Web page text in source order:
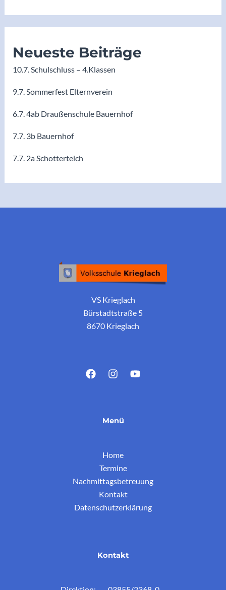
Neueste Beiträge
10.7. Schulschluss – 4.Klassen
9.7. Sommerfest Elternverein
6.7. 4ab Draußenschule Bauernhof
7.7. 3b Bauernhof
7.7. 2a Schotterteich
VS Krieglach
Bürstadtstraße 5
8670 Krieglach
Menü
Home
Termine
Nachmittagsbetreuung
Kontakt
Datenschutzerklärung
Kontakt